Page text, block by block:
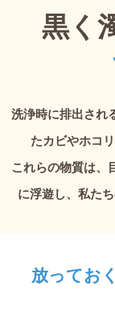
黒く
洗浄時に排出され
たカビやホコ
これらの物質は、
に浮遊し、私た
放ってお